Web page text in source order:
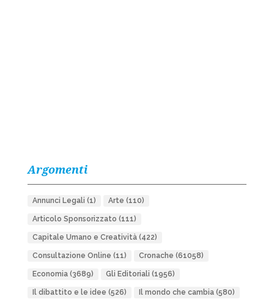
Argomenti
Annunci Legali (1) Arte (110)
Articolo Sponsorizzato (111)
Capitale Umano e Creatività(422)
Consultazione Online (11) Cronache (61058)
Economia(3689) Gli Editoriali (1956)
Il dibattito e le idee (526) Il mondo che cambia(580)